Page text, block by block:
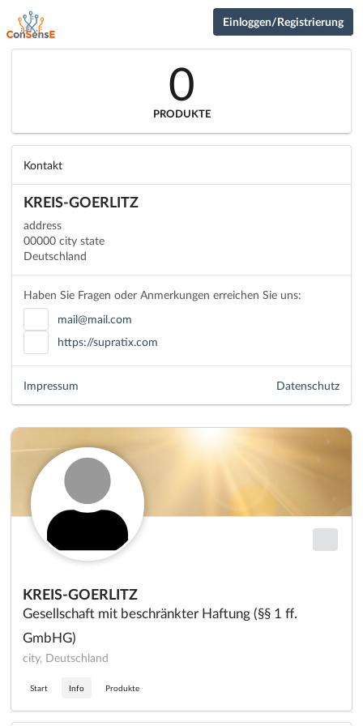
Einloggen/Registrierung
KREIS-GOERLITZ
Gesellschaft mit beschränkter Haftung (§§ 1 ff.
GmbHG)
city, Deutschland
Start Info Produkte
0
PRODUKTE
Kontakt
KREIS-GOERLITZ
address
00000 city state
Deutschland
Haben Sie Fragen oder Anmerkungen erreichen Sie uns:
mail@mail.com
https://supratix.com
Datenschutz
Impressum